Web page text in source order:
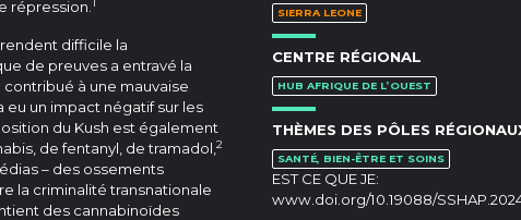
répression.
difficile la
de preuves a entravé la
à une mauvaise
un impact négatif sur les
du Kush est également
de fentanyl, de tramadol, 2
– des ossements
la criminalité transnationale
des cannabinoïdes
SIERRA LEONE
CENTRE RÉGIONAL
HUB AFRIQUE DE L’OUEST
THÈMES DES PÔLES
SANTÉ, BIEN-ÊTRE ET SOINS
EST CE QUE JE:
www.doi.org/10.19088/